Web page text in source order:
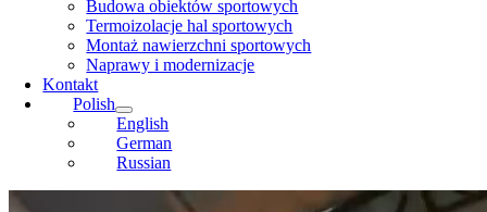
Budowa obiektów sportowych
Termoizolacje hal sportowych
Montaż nawierzchni sportowych
Naprawy i modernizacje
Kontakt
Polish
English
German
Russian